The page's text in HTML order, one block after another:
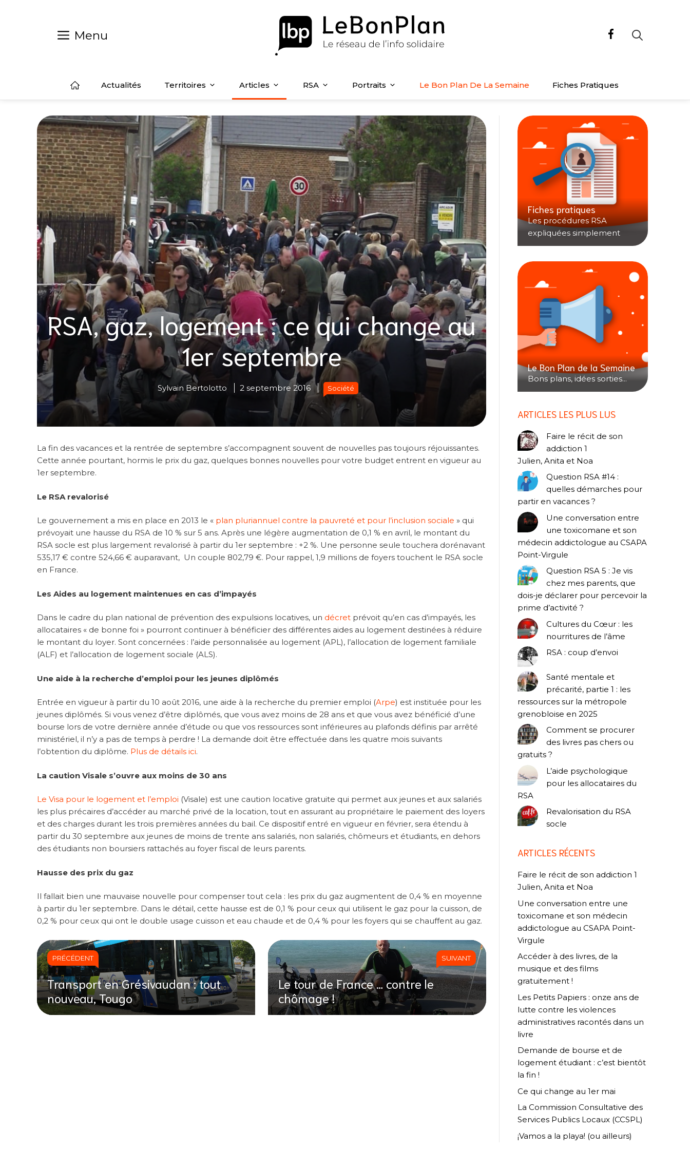
Menu
Actualités Territoires Articles RSA Portraits Le Bon Plan De La Semaine Fiches Pratiques
RSA, gaz, logement : ce qui change au
1er septembre
Sylvain Bertolotto 2 septembre 2016 Société
La fin des vacances et la rentrée de septembre s’accompagnent souvent de nouvelles pas toujours réjouissantes.
Cette année pourtant, hormis le prix du gaz, quelques bonnes nouvelles pour votre budget entrent en vigueur au
1er septembre.
Le RSA revalorisé
Le gouvernement a mis en place en 2013 le « plan pluriannuel contre la pauvreté et pour l’inclusion sociale » qui
prévoyait une hausse du RSA de 10 % sur 5 ans. Après une légère augmentation de 0,1 % en avril, le montant du
RSA socle est plus largement revalorisé à partir du 1er septembre : +2 %. Une personne seule touchera dorénavant
535,17 € contre 524,66 € auparavant, Un couple 802,79 €. Pour rappel, 1,9 millions de foyers touchent le RSA socle
en France.
Les Aides au logement maintenues en cas d’impayés
Dans le cadre du plan national de prévention des expulsions locatives, un décret prévoit qu’en cas d’impayés, les
allocataires « de bonne foi » pourront continuer à bénéficier des différentes aides au logement destinées à réduire
le montant du loyer. Sont concernées : l’aide personnalisée au logement (APL), l’allocation de logement familiale
(ALF) et l’allocation de logement sociale (ALS).
Une aide à la recherche d’emploi pour les jeunes diplômés
Entrée en vigueur à partir du 10 août 2016, une aide à la recherche du premier emploi (Arpe) est instituée pour les
jeunes diplômés. Si vous venez d’être diplômés, que vous avez moins de 28 ans et que vous avez bénéficié d’une
bourse lors de votre dernière année d’étude ou que vos ressources sont inférieures au plafonds définis par arrêté
ministériel, il n’y a pas de temps à perdre ! La demande doit être effectuée dans les quatre mois suivants
l’obtention du diplôme. Plus de détails ici.
La caution Visale s’ouvre aux moins de 30 ans
Le Visa pour le logement et l’emploi (Visale) est une caution locative gratuite qui permet aux jeunes et aux salariés
les plus précaires d’accéder au marché privé de la location, tout en assurant au propriétaire le paiement des loyers
et des charges durant les trois premières années du bail. Ce dispositif entré en vigueur en février, sera étendu à
partir du 30 septembre aux jeunes de moins de trente ans salariés, non salariés, chômeurs et étudiants, en dehors
des étudiants non boursiers rattachés au foyer fiscal de leurs parents.
Hausse des prix du gaz
Il fallait bien une mauvaise nouvelle pour compenser tout cela : les prix du gaz augmentent de 0,4 % en moyenne
à partir du 1er septembre. Dans le détail, cette hausse est de 0,1 % pour ceux qui utilisent le gaz pour la cuisson, de
0,2 % pour ceux qui ont le double usage cuisson et eau chaude et de 0,4 % pour les foyers qui se chauffent au gaz.
PRÉCÉDENT
Transport en Grésivaudan : tout
nouveau, Tougo
SUIVANT
Le tour de France … contre le
chômage !
Fiches pratiques
Les procédures RSA
expliquées simplement
Le Bon Plan de la Semaine
Bons plans, idées sorties...
ARTICLES LES PLUS LUS
Faire le récit de son
addiction 1
Julien, Anita et Noa
Question RSA #14 :
quelles démarches pour
partir en vacances ?
Une conversation entre
une toxicomane et son
médecin addictologue au CSAPA
Point-Virgule
Question RSA 5 : Je vis
chez mes parents, que
dois-je déclarer pour percevoir la
prime d’activité ?
Cultures du Cœur : les
nourritures de l’âme
RSA : coup d’envoi
Santé mentale et
précarité, partie 1 : les
ressources sur la métropole
grenobloise en 2025
Comment se procurer
des livres pas chers ou
gratuits ?
L’aide psychologique
pour les allocataires du
RSA
Revalorisation du RSA
socle
ARTICLES RÉCENTS
Faire le récit de son addiction 1
Julien, Anita et Noa
Une conversation entre une
toxicomane et son médecin
addictologue au CSAPA Point-
Virgule
Accéder à des livres, de la
musique et des films
gratuitement !
Les Petits Papiers : onze ans de
lutte contre les violences
administratives racontés dans un
livre
Demande de bourse et de
logement étudiant : c’est bientôt
la fin !
Ce qui change au 1er mai
La Commission Consultative des
Services Publics Locaux (CCSPL)
¡Vamos a la playa! (ou ailleurs)